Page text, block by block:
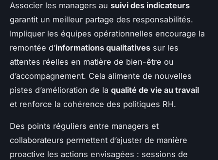
Associer les managers au suivi des indicateurs
garantit un meilleur partage des responsabilités.
Impliquer les équipes opérationnelles encourage la
remontée d’informations qualitatives sur les
attentes réelles en matière de bien-être ou
d’accompagnement. Cela alimente de nouvelles
pistes d’amélioration de la qualité de vie au travail
et renforce la cohérence des politiques RH.
Des points réguliers entre managers et
collaborateurs permettent d’ajuster de manière
proactive les actions envisagées : sessions de